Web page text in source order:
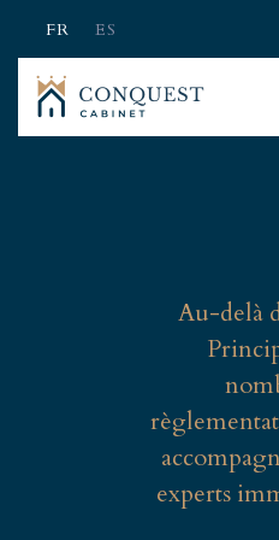
FR ES
Au-delà
experts